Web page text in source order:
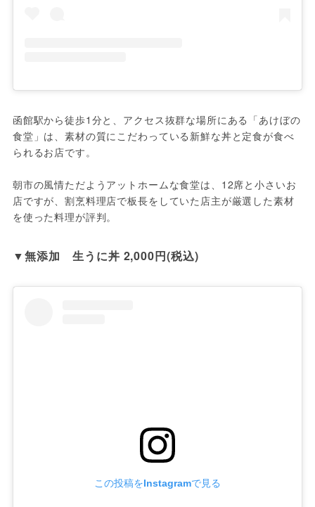
函館駅から徒歩1分と、アクセス抜群な場所にある「あけぼの
食堂」は、素材の質にこだわっている新鮮な丼と定食が食べ
られるお店です。
朝市の風情ただようアットホームな食堂は、12席と小さいお
店ですが、割烹料理店で板長をしていた店主が厳選した素材
を使った料理が評判。
▼無添加　生うに丼 2,000円(税込)
この投稿をInstagramで見る